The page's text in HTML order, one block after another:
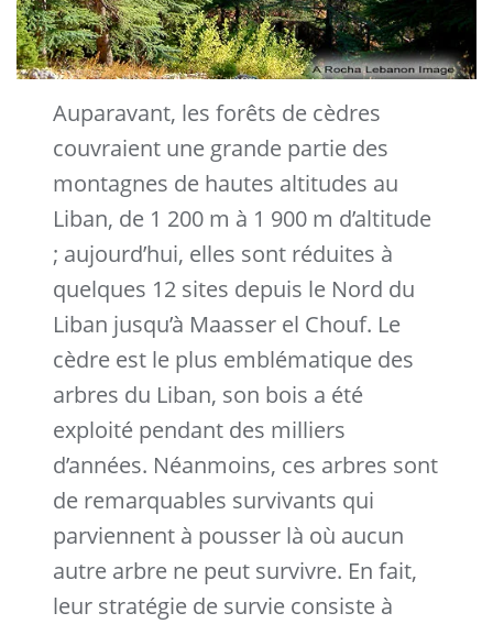
Auparavant, les forêts de cèdres
couvraient une grande partie des
montagnes de hautes altitudes au
Liban, de 1 200 m à 1 900 m d’altitude
; aujourd’hui, elles sont réduites à
quelques 12 sites depuis le Nord du
Liban jusqu’à Maasser el Chouf. Le
cèdre est le plus emblématique des
arbres du Liban, son bois a été
exploité pendant des milliers
d’années. Néanmoins, ces arbres sont
de remarquables survivants qui
parviennent à pousser là où aucun
autre arbre ne peut survivre. En fait,
leur stratégie de survie consiste à